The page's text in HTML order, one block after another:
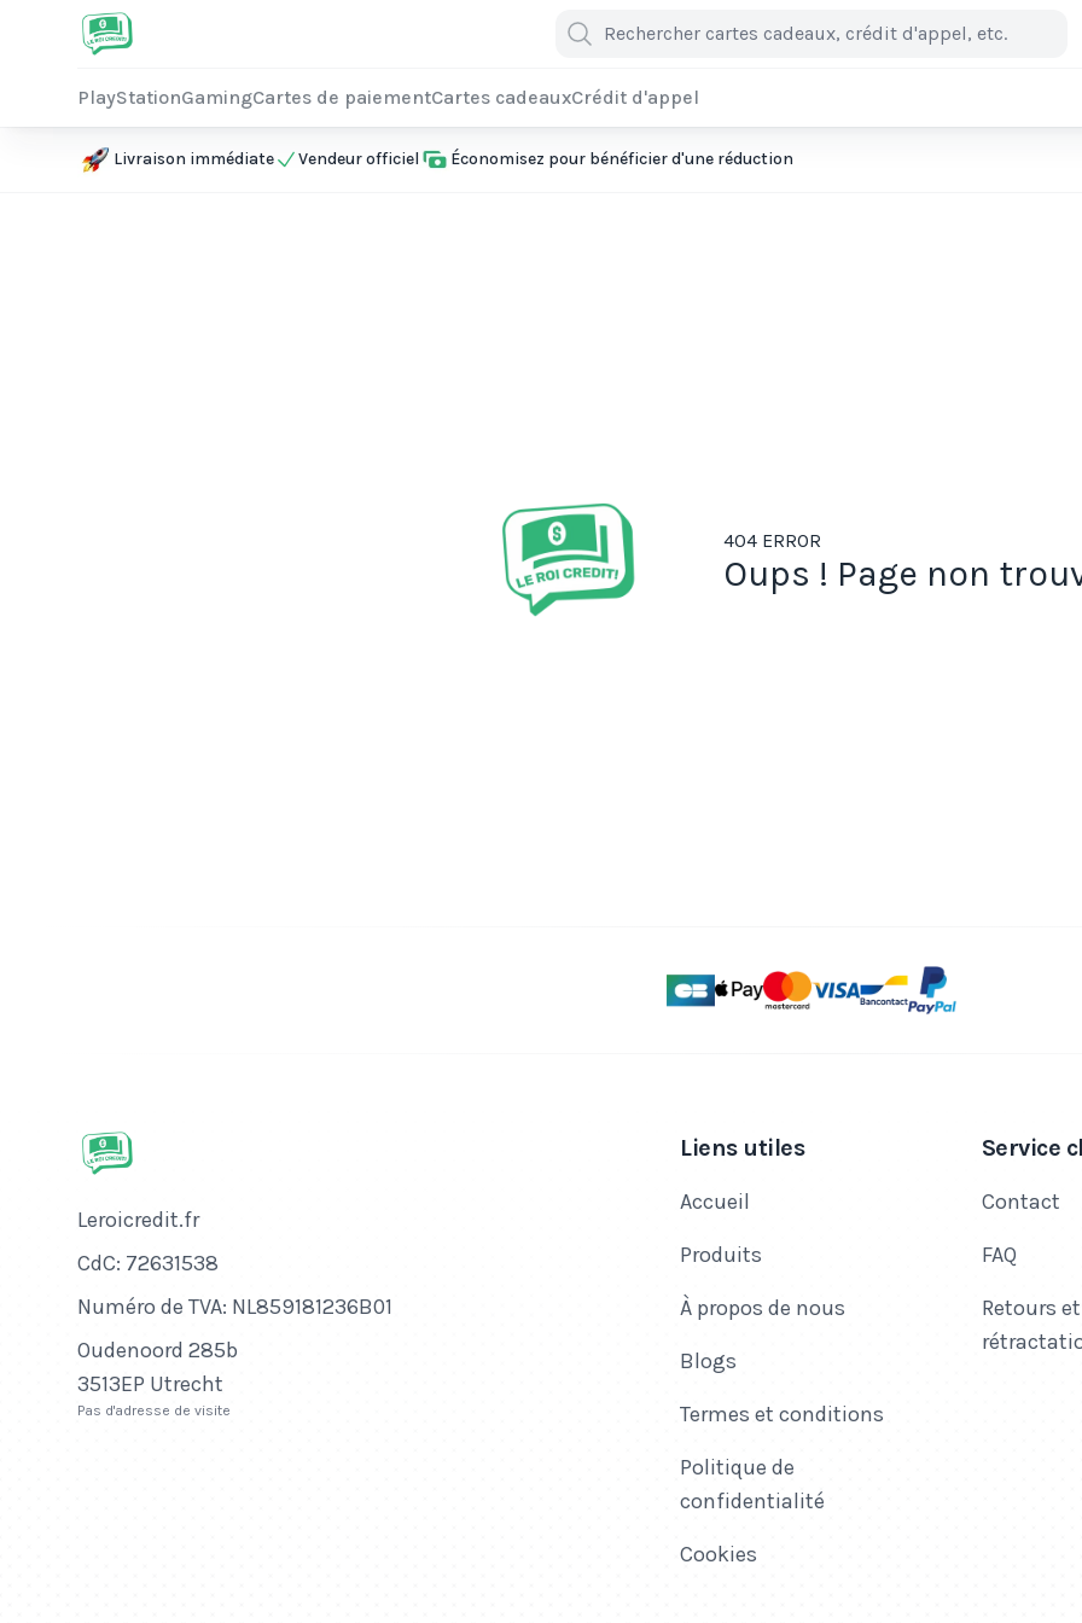
PlayStationGamingCartes de paiementCartes cadeauxCrédit d'appel
Livraison immédiate Vendeur officiel Économisez pour bénéficier d'une réduction
404 ERROR
Oups ! Page non
Nom de l'entreprise
Leroicredit.fr
Numéro de CdC
CdC: 72631538
Numéro de TVA
Numéro de TVA: NL859181236B01
Adresse
Oudenoord 285b
3513EP Utrecht
Pas d'adresse de visite
Liens utiles
Accueil
Produits
À propos de nous
Blogs
Termes et conditions
Politique de
confidentialité
Cookies
Service
Contact
FAQ
Retours